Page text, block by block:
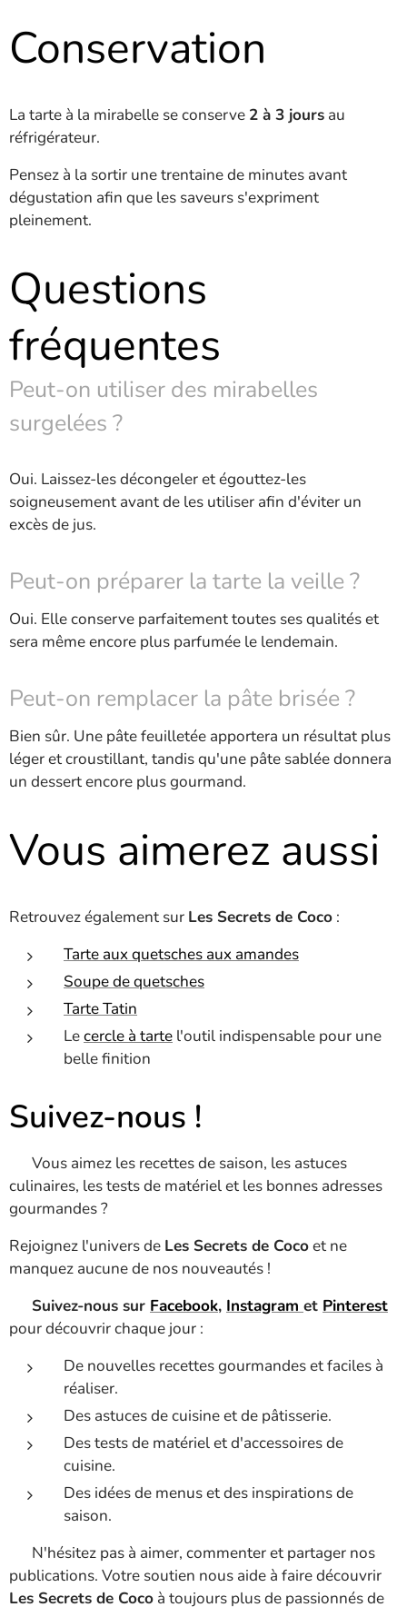
Conservation
La tarte à la mirabelle se conserve 2 à 3 jours au
réfrigérateur.
Pensez à la sortir une trentaine de minutes avant
dégustation afin que les saveurs s'expriment
pleinement.
Questions
fréquentes
Peut-on utiliser des mirabelles
surgelées ?
Oui. Laissez-les décongeler et égouttez-les
soigneusement avant de les utiliser afin d'éviter un
excès de jus.
Peut-on préparer la tarte la veille ?
Oui. Elle conserve parfaitement toutes ses qualités et
sera même encore plus parfumée le lendemain.
Peut-on remplacer la pâte brisée ?
Bien sûr. Une pâte feuilletée apportera un résultat plus
léger et croustillant, tandis qu'une pâte sablée donnera
un dessert encore plus gourmand.
Vous aimerez aussi
Retrouvez également sur Les Secrets de Coco :
Tarte aux quetsches aux amandes
Soupe de quetsches
Tarte Tatin
Lecercle à tarte l'outil indispensable pour une
belle finition
Suivez-nous !
🍴 Vous aimez les recettes de saison, les astuces
culinaires, les tests de matériel et les bonnes adresses
gourmandes ?
Rejoignez l'univers de Les Secrets de Cocoet ne
manquez aucune de nos nouveautés !
Suivez-nous sur Facebook, Instagram et Pinterest
pour découvrir chaque jour :
De nouvelles recettes gourmandes et faciles à
réaliser.
Des astuces de cuisine et de pâtisserie.
Des tests de matériel et d'accessoires de
cuisine.
Des idées de menus et des inspirations de
saison.
💬 N'hésitez pas à aimer, commenter et partager nos
publications. Votre soutien nous aide à faire découvrir
Les Secrets de Coco à toujours plus de passionnés de